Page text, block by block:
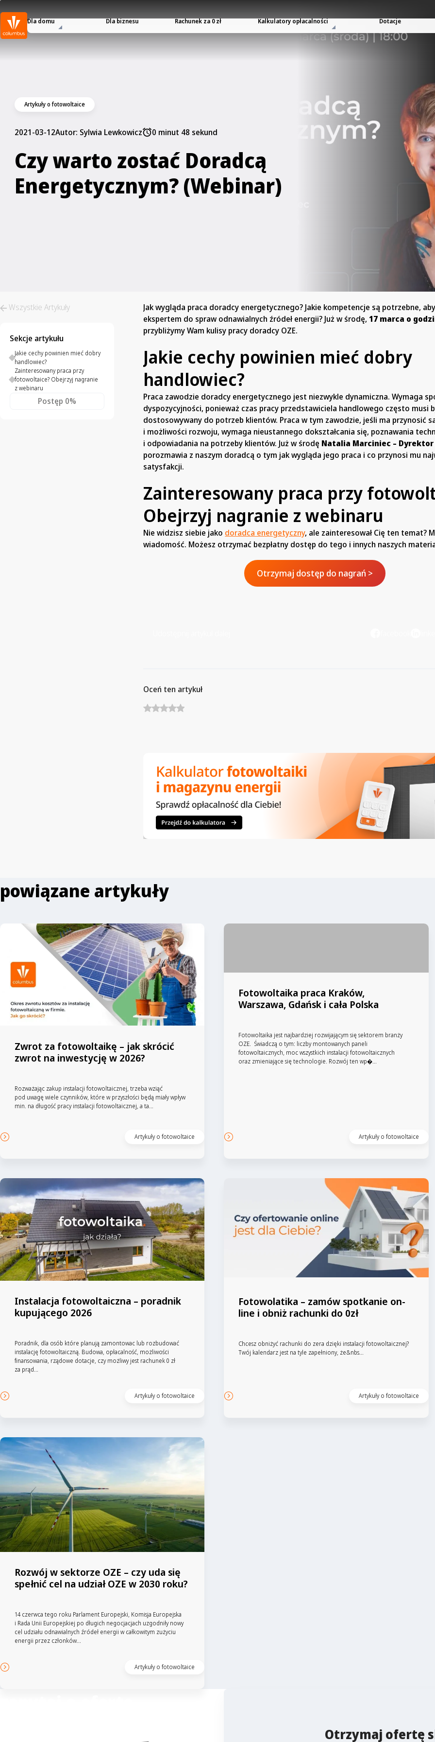
Dla domu Dla biznesu Rachunek za 0 zł Kalkulatory opłacalności Dotacje
Artykuły o fotowoltaice
2021-03-12Autor: Sylwia Lewkowicz 0 minut 48 sekund
Czy warto zostać Doradcą
Energetycznym? (Webinar)
Wszystkie Artykuły
Sekcje artykułu
Jakie cechy powinien mieć dobry
handlowiec?
Zainteresowany praca przy
fotowoltaice? Obejrzyj nagranie
z webinaru
Postęp 0%
Jak wygląda praca doradcy energetycznego? Jakie kompetencje są potrzebne,
ekspertem do spraw odnawialnych źródeł energii? Już w środę,17 marca o
przybliżymy Wam kulisy pracy doradcy OZE.
Jakie cechy powinien mieć dobry
handlowiec?
Praca zawodzie doradcy energetycznego jest niezwykle dynamiczna. Wymaga
dyspozycyjności, ponieważ czas pracy przedstawiciela handlowego często musi
dostosowywany do potrzeb klientów. Praca w tym zawodzie, jeśli ma przynosić
i możliwości rozwoju, wymaga nieustannego dokształcania się, poznawania
i odpowiadania na potrzeby klientów. Już w środę Natalia Marciniec – Dyrektor
porozmawia z naszym doradcą o tym jak wygląda jego praca i co przynosi mu
satysfakcji.
Zainteresowany praca przy
Obejrzyj nagranie z webinaru
Nie widzisz siebie jako doradca energetyczny, ale zainteresował Cię ten temat?
wiadomość. Możesz otrzymać bezpłatny dostęp do tego i innych naszych
Otrzymaj dostęp do nagrań >
Oceń ten artykuł
powiązane artykuły
Zwrot za fotowoltaikę – jak skrócić
zwrot na inwestycję w 2026?
Rozważając zakup instalacji fotowoltaicznej, trzeba wziąć
pod uwagę wiele czynników, które w przyszłości będą miały wpływ
min. na długość pracy instalacji fotowoltaicznej, a ta...
Czytaj artykuł Artykuły o fotowoltaice
Fotowoltaika praca Kraków,
Warszawa, Gdańsk i cała Polska
Fotowoltaika jest najbardziej rozwijającym się sektorem branży
OZE. Świadczą o tym: liczby montowanych paneli
fotowoltaicznych, moc wszystkich instalacji fotowoltaicznych
oraz zmieniające się technologie. Rozwój ten wp�...
Czytaj artykuł Artykuły o fotowoltaice
Instalacja fotowoltaiczna – poradnik
kupującego 2026
Poradnik, dla osób które planują zamontowac lub rozbudować
instalację fotowoltaiczną. Budowa, opłacalność, możliwości
finansowania, rządowe dotacje, czy możliwy jest rachunek 0 zł
za prąd...
Czytaj artykuł Artykuły o fotowoltaice
Fotowolatika – zamów spotkanie on-
line i obniż rachunki do 0zł
Chcesz obniżyć rachunki do zera dzięki instalacji fotowoltaicznej?
Twój kalendarz jest na tyle zapełniony, że&nbs...
Czytaj artykuł Artykuły o fotowoltaice
Rozwój w sektorze OZE – czy uda się
spełnić cel na udział OZE w 2030 roku?
14 czerwca tego roku Parlament Europejski, Komisja Europejska
i Rada Unii Europejskiej po długich negocjacjach uzgodniły nowy
cel udziału odnawialnych źródeł energii w całkowitym zużyciu
energii przez członków...
Czytaj artykuł Artykuły o fotowoltaice
Otrzymaj ofertę